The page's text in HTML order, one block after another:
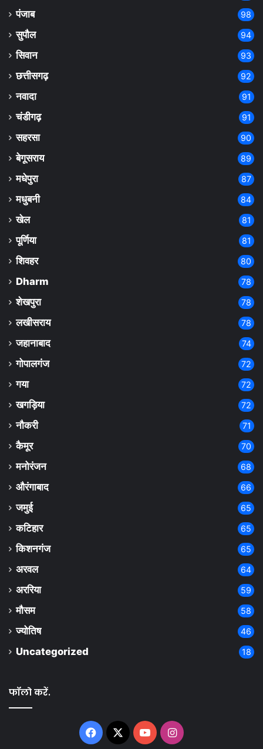
पंजाब 98
सुपौल 94
सिवान 93
छत्तीसगढ़ 92
नवादा 91
चंडीगढ़ 91
सहरसा 90
बेगूसराय 89
मधेपुरा 87
मधुबनी 84
खेल 81
पूर्णिया 81
शिवहर 80
Dharm 78
शेखपुरा 78
लखीसराय 78
जहानाबाद 74
गोपालगंज 72
गया 72
खगड़िया 72
नौकरी 71
कैमूर 70
मनोरंजन 68
औरंगाबाद 66
जमुई 65
कटिहार 65
किशनगंज 65
अरवल 64
अररिया 59
मौसम 58
ज्योतिष 46
Uncategorized 18
फॉलो करें.
Facebook
X YouTubeInstagram